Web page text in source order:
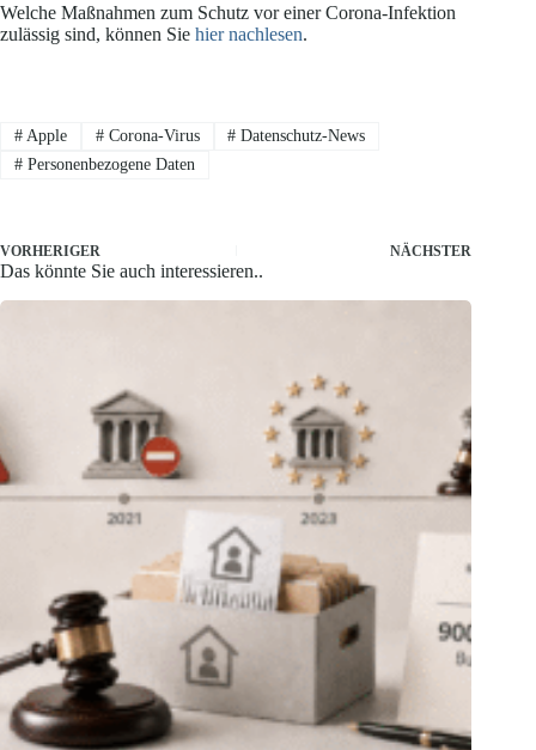
Welche Maßnahmen zum Schutz vor einer Corona-Infektion
zulässig sind, können Sie hier nachlesen.
#Apple #Corona-Virus # Datenschutz-News
#Personenbezogene Daten
VORHERIGER NÄCHSTER
Das könnte Sie auch interessieren..